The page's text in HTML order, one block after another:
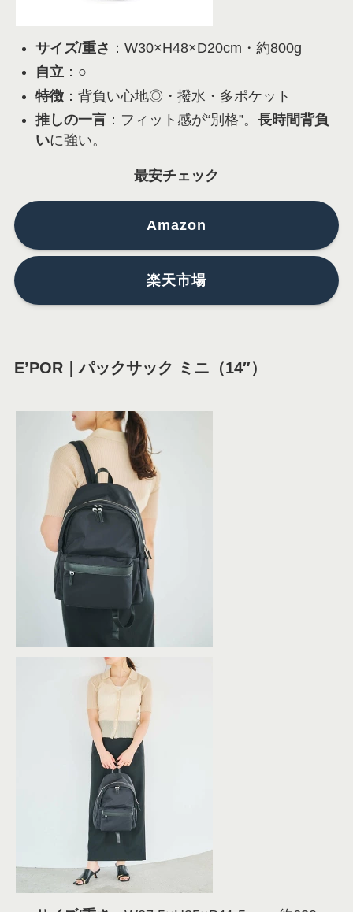
サイズ/重さ ：W30×H48×D20cm・約800g
自立：○
特徴：背負い心地◎・撥水・多ポケット
推しの一言：フィット感が“別格”。 長時間背負
いに強い。
最安チェック
Amazon
楽天市場
E’POR｜パックサック ミニ（14″）